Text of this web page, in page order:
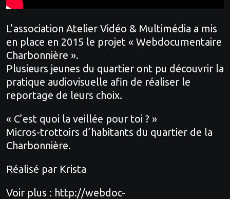
L’association Atelier Vidéo & Multimédia a mis
en place en 2015 le projet « Webdocumentaire
Charbonnière ».
Plusieurs jeunes du quartier ont pu découvrir la
pratique audiovisuelle afin de réaliser le
reportage de leurs choix.
« C’est quoi la veillée pour toi ? »
Micros-trottoirs d’habitants du quartier de la
Charbonnière.
Réalisé par Krista
Voir plus : http://webdoc-